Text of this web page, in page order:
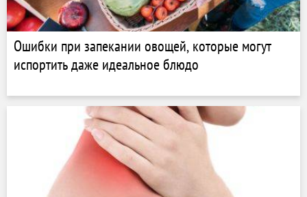
Ошибки при запекании овощей, которые могут
испортить даже идеальное блюдо